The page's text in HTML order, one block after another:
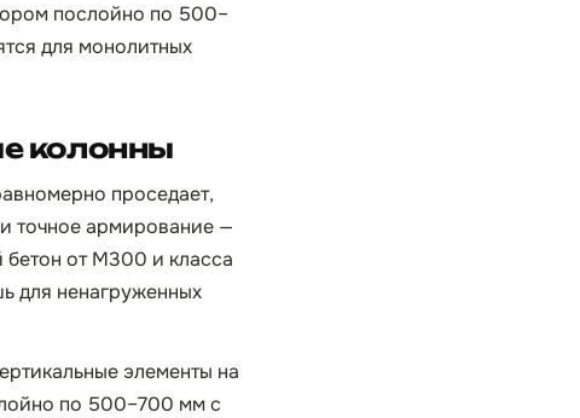
послойно по 500–
для монолитных
колонны
проседает,
точное армирование —
бетон от М300 и класса
для ненагруженных
элементы на
по 500–700 мм с